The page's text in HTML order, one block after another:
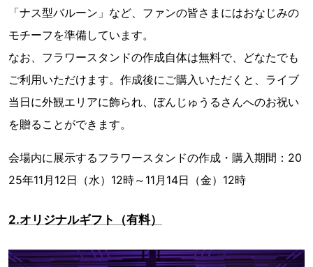
「ナス型バルーン」など、ファンの皆さまにはおなじみの
モチーフを準備しています。
なお、フラワースタンドの作成自体は無料で、どなたでも
ご利用いただけます。作成後にご購入いただくと、ライブ
当日に外観エリアに飾られ、ぼんじゅうるさんへのお祝い
を贈ることができます。
会場内に展示するフラワースタンドの作成・購入期間：20
25年11月12日（水）12時～11月14日（金）12時
2.オリジナルギフト（有料）